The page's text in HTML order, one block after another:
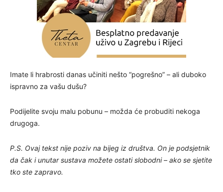
Imate li hrabrosti danas učiniti nešto “pogrešno” – ali duboko
ispravno za vašu dušu?
Podijelite svoju malu pobunu – možda će probuditi nekoga
drugoga.
P.S. Ovaj tekst nije poziv na bijeg iz društva. On je podsjetnik
da čak i unutar sustava možete ostati slobodni – ako se sjetite
tko ste zapravo.